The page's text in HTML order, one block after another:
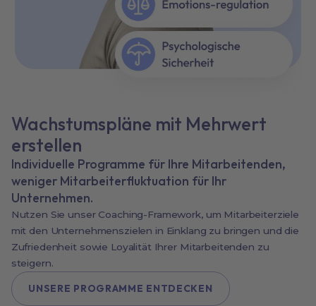
Wachstumspläne mit Mehrwert
erstellen
Individuelle Programme für Ihre Mitarbeitenden,
weniger Mitarbeiterfluktuation für Ihr
Unternehmen.
Nutzen Sie unser Coaching-Framework, um Mitarbeiterziele
mit den Unternehmenszielen in Einklang zu bringen und die
Zufriedenheit sowie Loyalität Ihrer Mitarbeitenden zu
steigern.
UNSERE PROGRAMME ENTDECKEN